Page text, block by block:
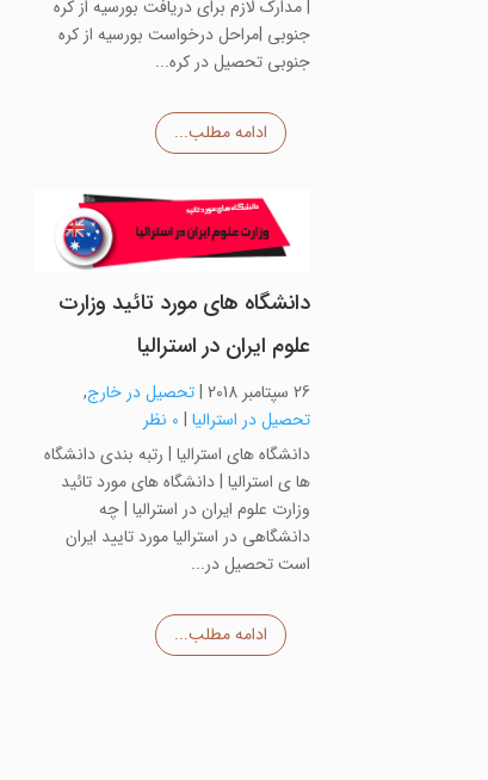
| مدارک لازم برای دریافت بورسیه از کره
جنوبی |مراحل درخواست بورسیه از کره
جنوبی تحصیل در کره...
ادامه مطلب...
دانشگاه های مورد تائید وزارت
علوم ایران در استرالیا
26 سپتامبر 2018 |تحصیل در خارج,
تحصیل در استرالیا | 0 نظر
دانشگاه های استرالیا | رتبه بندی دانشگاه
ها ی استرالیا | دانشگاه های مورد تائید
وزارت علوم ایران در استرالیا | چه
دانشگاهی در استرالیا مورد تایید ایران
است تحصیل در...
ادامه مطلب...